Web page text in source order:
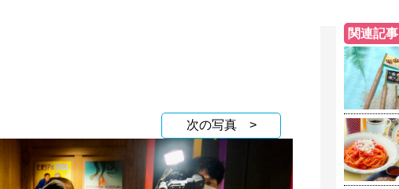
次の写真 >
関連記事